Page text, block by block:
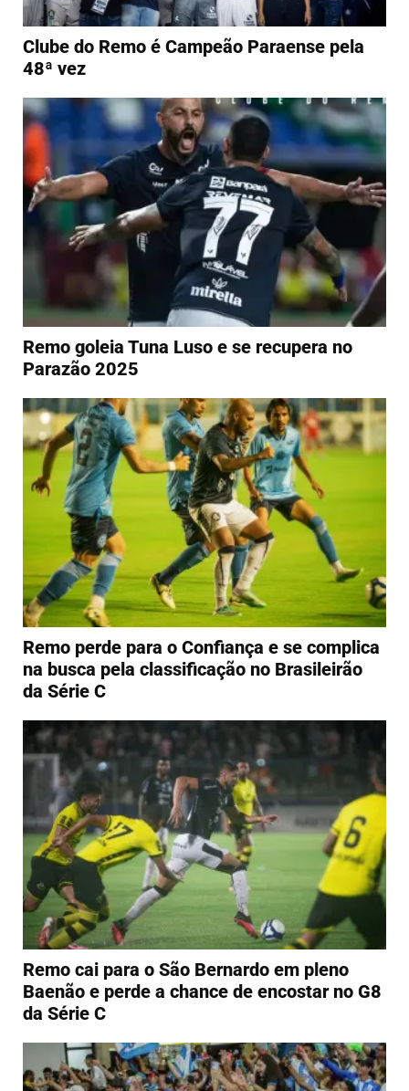
Clube do Remo é Campeão Paraense pela
48ª vez
Remo goleia Tuna Luso e se recupera no
Parazão 2025
Remo perde para o Confiança e se complica
na busca pela classificação no Brasileirão
da Série C
Remo cai para o São Bernardo em pleno
Baenão e perde a chance de encostar no G8
da Série C